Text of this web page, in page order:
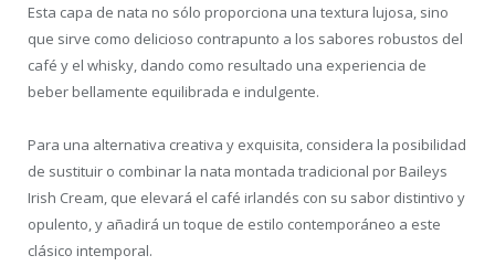
Esta capa de nata no sólo proporciona una textura lujosa, sino
que sirve como delicioso contrapunto a los sabores robustos del
café y el whisky, dando como resultado una experiencia de
beber bellamente equilibrada e indulgente.
Para una alternativa creativa y exquisita, considera la posibilidad
de sustituir o combinar la nata montada tradicional por Baileys
Irish Cream, que elevará el café irlandés con su sabor distintivo y
opulento, y añadirá un toque de estilo contemporáneo a este
clásico intemporal.